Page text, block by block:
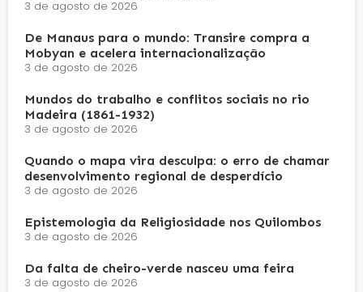
3 de agosto de 2026
De Manaus para o mundo: Transire compra a
Mobyan e acelera internacionalização
3 de agosto de 2026
Mundos do trabalho e conflitos sociais no rio
Madeira (1861-1932)
3 de agosto de 2026
Quando o mapa vira desculpa: o erro de chamar
desenvolvimento regional de desperdício
3 de agosto de 2026
Epistemologia da Religiosidade nos Quilombos
3 de agosto de 2026
Da falta de cheiro-verde nasceu uma feira
3 de agosto de 2026